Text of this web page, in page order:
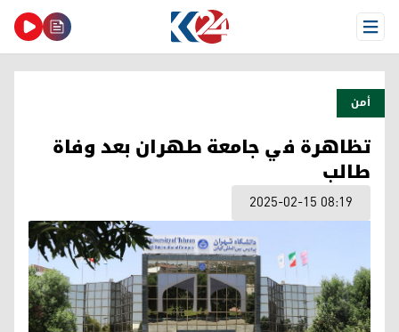
Open Menu
أمن
تظاهرة في جامعة طهران بعد وفاة
طالب
2025-02-15 08:19